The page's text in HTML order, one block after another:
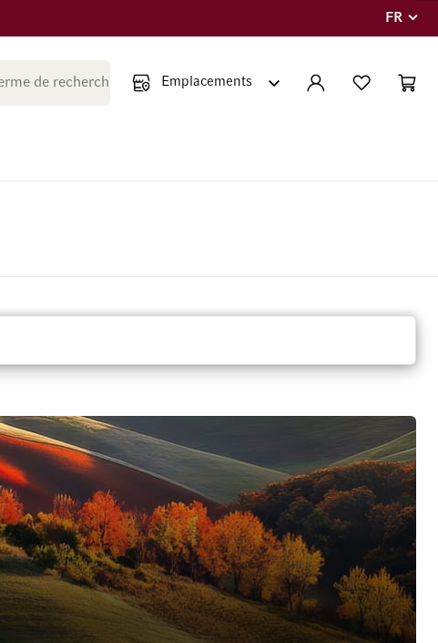
Langue
FR
COMPTE LISTE
PANIER